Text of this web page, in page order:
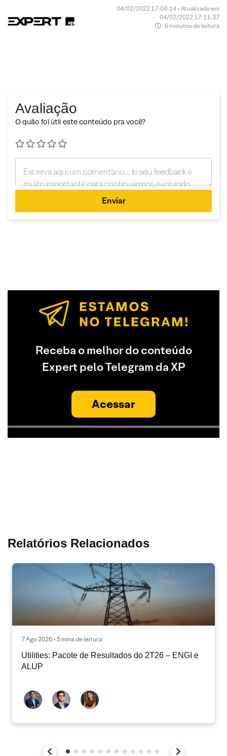
04/02/2022 17:04:14 • Atualizado em
04/02/2022 17:11:37
6 minutos de leitura
Avaliação
O quão foi útil este conteúdo pra você?
Enviar
Receba o melhor do conteúdo
Expert pelo Telegram da XP
Acessar
Relatórios Relacionados
7 Ago 2026 • 5 mins de leitura
Utilities: Pacote de Resultados do 2T26 – ENGI e
ALUP